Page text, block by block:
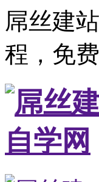
屌丝建
程，免